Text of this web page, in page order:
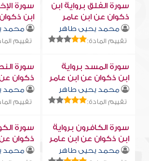
سورة الفلق برواية ابن
ذكوان عن ابن عامر
محمد يحيى طاهر
تقييم المادة:
سورة
ابن
محمد
تقييم
سورة المسد برواية
ابن ذكوان عن ابن عامر
محمد يحيى طاهر
تقييم المادة:
سورة
ذكوان
محمد
تقييم
سورة الكافرون برواية
ابن ذكوان عن ابن عامر
محمد يحيى طاهر
سورة
ذكوان
محمد